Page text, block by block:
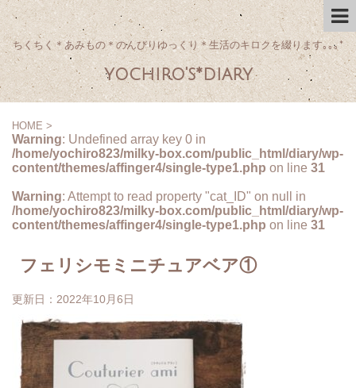
ちくちく＊あみもの＊のんびりゆっくり＊生活のキロクを綴ります｡｡｡*
yochiro's*diary
HOME >
Warning: Undefined array key 0 in
/home/yochiro823/milky-box.com/public_html/diary/wp-
content/themes/affinger4/single-type1.php on line 31
Warning: Attempt to read property "cat_ID" on null in
/home/yochiro823/milky-box.com/public_html/diary/wp-
content/themes/affinger4/single-type1.php on line 31
フェリシモミニチュアベア①
更新日： 2022年10月6日